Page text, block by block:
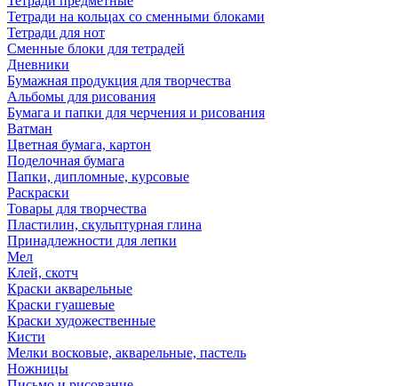
Тетради на кольцах со сменными блоками
Тетради для нот
Сменные блоки для тетрадей
Дневники
Бумажная продукция для творчества
Альбомы для рисования
Бумага и папки для черчения и рисования
Ватман
Цветная бумага, картон
Поделочная бумага
Папки, дипломные, курсовые
Раскраски
Товары для творчества
Пластилин, скульптурная глина
Принадлежности для лепки
Мел
Клей, скотч
Краски акварельные
Краски гуашевые
Краски художественные
Кисти
Мелки восковые, акварельные, пастель
Ножницы